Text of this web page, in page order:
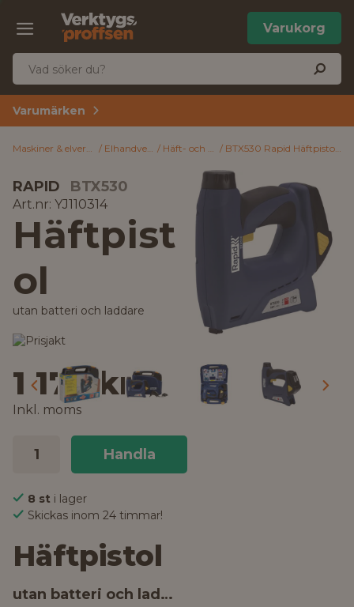
Varukorg
Varumärken
Maskiner & elverktyg Elhandverktyg Häft- och spikpistol BTX530 Rapid Häftpistol utan batteri och laddare
RAPID BTX530
Art.nr: YJ110314
Häftpist
ol
utan batteri och laddare
1 177 kr
Inkl. moms
Handla
8 st i lager
Skickas inom 24 timmar!
Häftpistol
utan batteri och laddare